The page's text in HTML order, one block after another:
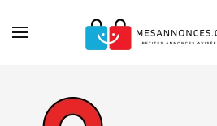
Accéder au contenu principal